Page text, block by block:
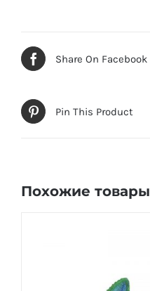
Share On Facebook
Pin This Product
Похожие товары